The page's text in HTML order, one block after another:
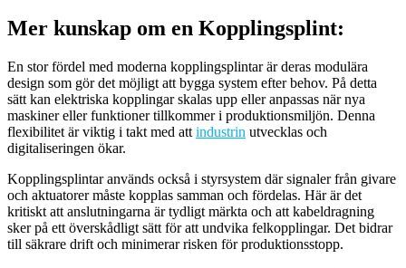
Mer kunskap om en Kopplingsplint:
En stor fördel med moderna kopplingsplintar är deras modulära
design som gör det möjligt att bygga system efter behov. På detta
sätt kan elektriska kopplingar skalas upp eller anpassas när nya
maskiner eller funktioner tillkommer i produktionsmiljön. Denna
flexibilitet är viktig i takt med att industrin utvecklas och
digitaliseringen ökar.
Kopplingsplintar används också i styrsystem där signaler från givare
och aktuatorer måste kopplas samman och fördelas. Här är det
kritiskt att anslutningarna är tydligt märkta och att kabeldragning
sker på ett överskådligt sätt för att undvika felkopplingar. Det bidrar
till säkrare drift och minimerar risken för produktionsstopp.